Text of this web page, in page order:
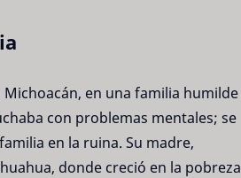
Michoacán, en una familia humilde
con problemas mentales; se
en la ruina. Su madre,
donde creció en la pobreza